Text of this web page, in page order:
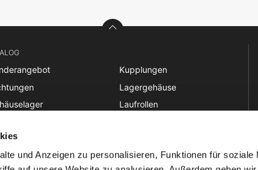
und Anzeigen zu personalisieren, Funktionen für soziale
und Zahnriemen
Kupplungen
Lagergehäuse
Laufrollen
Riemenscheiben